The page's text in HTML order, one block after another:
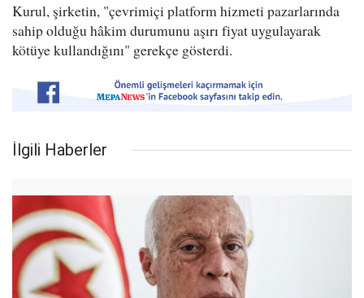
Kurul, şirketin, "çevrimiçi platform hizmeti pazarlarında
sahip olduğu hâkim durumunu aşırı fiyat uygulayarak
kötüye kullandığını" gerekçe gösterdi.
İlgili Haberler